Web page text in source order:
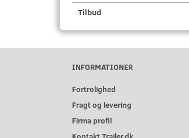
Tilbud
INFORMATIONER
Fortrolighed
Fragt og levering
Firma profil